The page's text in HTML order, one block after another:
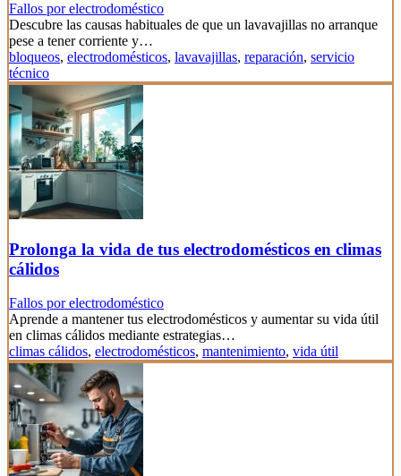
Fallos por electrodoméstico
Descubre las causas habituales de que un lavavajillas no arranque
pese a tener corriente y…
bloqueos, electrodomésticos, lavavajillas, reparación, servicio
técnico
Prolonga la vida de tus electrodomésticos en climas
cálidos
Fallos por electrodoméstico
Aprende a mantener tus electrodomésticos y aumentar su vida útil
en climas cálidos mediante estrategias…
climas cálidos, electrodomésticos, mantenimiento, vida útil